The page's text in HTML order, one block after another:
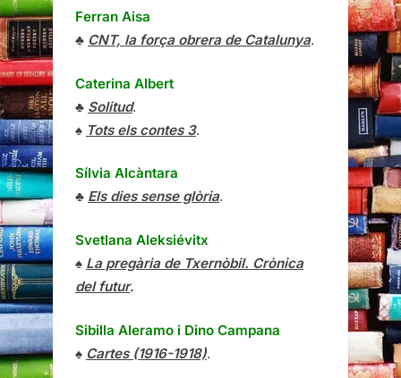
Ferran Aisa
♣ CNT, la força obrera de Catalunya.
Caterina Albert
♣ Solitud.
♠ Tots els contes 3.
Sílvia Alcàntara
♣ Els dies sense glòria.
Svetlana Aleksiévitx
♠ La pregària de Txernòbil. Crònica
del futur.
Sibilla Aleramo i Dino Campana
♠ Cartes (1916-1918).